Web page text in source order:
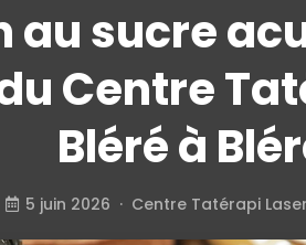
au sucre
Centre
Bléré à
5 juin 2026 · Centre Tatérapi